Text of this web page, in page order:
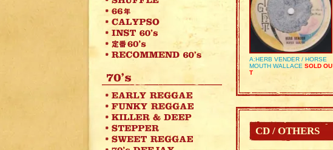
A:HERB VENDER / HORSE
MOUTH WALLACE SOLD OU
T
CD / OTHERS